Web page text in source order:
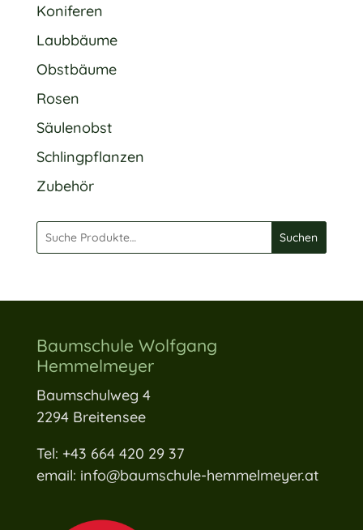
Koniferen
Laubbäume
Obstbäume
Rosen
Säulenobst
Schlingpflanzen
Zubehör
Suchen
Baumschule Wolfgang
Hemmelmeyer
Baumschulweg 4
2294 Breitensee
Tel: +43 664 420 29 37
email: info@baumschule-hemmelmeyer.at